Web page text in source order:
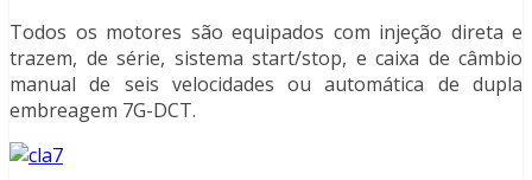
Todos os motores são equipados com injeção direta e
trazem, de série, sistema start/stop, e caixa de câmbio
manual de seis velocidades ou automática de dupla
embreagem 7G-DCT.